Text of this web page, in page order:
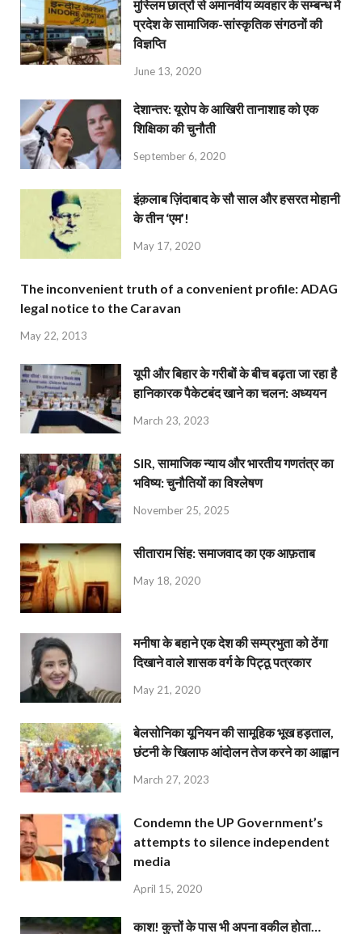
मुस्लिम छात्रों से अमानवीय व्यवहार के सम्बन्ध में
प्रदेश के सामाजिक-सांस्कृतिक संगठनों की
विज्ञप्ति
June 13, 2020
देशान्‍तर: यूरोप के आखिरी तानाशाह को एक
शिक्षिका की चुनौती
September 6, 2020
इंक़लाब ज़िंदाबाद के सौ साल और हसरत मोहानी
के तीन ‘एम’!
May 17, 2020
The inconvenient truth of a convenient profile: ADAG
legal notice to the Caravan
May 22, 2013
यूपी और बिहार के गरीबों के बीच बढ़ता जा रहा है
हानिकारक पैकेटबंद खाने का चलन: अध्ययन
March 23, 2023
SIR, सामाजिक न्याय और भारतीय गणतंत्र का
भविष्य: चुनौतियों का विश्लेषण
November 25, 2025
सीताराम सिंह: समाजवाद का एक आफ़ताब
May 18, 2020
मनीषा के बहाने एक देश की सम्प्रभुता को ठेंगा
दिखाने वाले शासक वर्ग के पिट्ठू पत्रकार
May 21, 2020
बेलसोनिका यूनियन की सामूहिक भूख हड़ताल,
छंटनी के खिलाफ आंदोलन तेज करने का आह्वान
March 27, 2023
Condemn the UP Government’s
attempts to silence independent
media
April 15, 2020
काश! कुत्तों के पास भी अपना वकील होता…